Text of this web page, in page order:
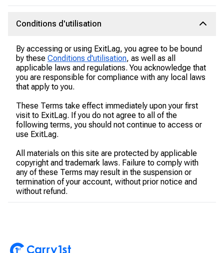
Conditions d'utilisation
By accessing or using ExitLag, you agree to be bound
by these Conditions d'utilisation, as well as all
applicable laws and regulations. You acknowledge that
you are responsible for compliance with any local laws
that apply to you.
These Terms take effect immediately upon your first
visit to ExitLag. If you do not agree to all of the
following terms, you should not continue to access or
use ExitLag.
All materials on this site are protected by applicable
copyright and trademark laws. Failure to comply with
any of these Terms may result in the suspension or
termination of your account, without prior notice and
without refund.